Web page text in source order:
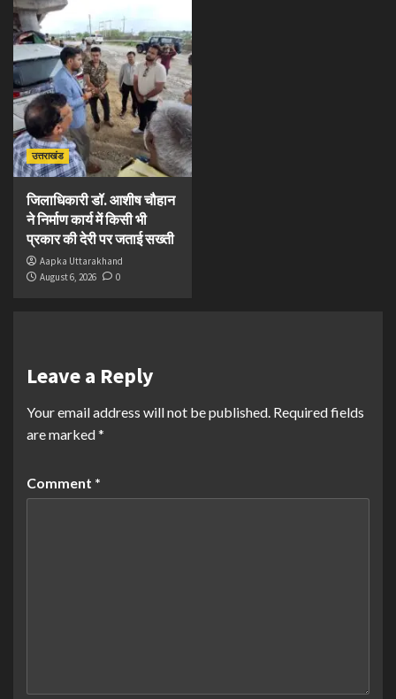
उत्तराखंड
जिलाधिकारी डॉ. आशीष चौहान
ने निर्माण कार्य में किसी भी
प्रकार की देरी पर जताई सख्ती
Aapka Uttarakhand
August 6, 2026
0
Leave a Reply
Your email address will not be published. Required fields
are marked*
Comment *